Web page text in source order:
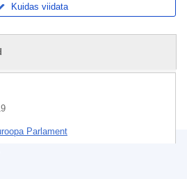
Kuidas viidata
Parlament
Talitus